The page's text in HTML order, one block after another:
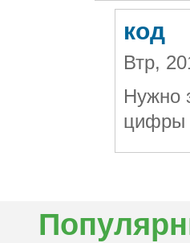
код
Втр,
Нужно
цифры